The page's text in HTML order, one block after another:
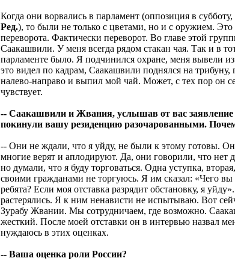
Когда они ворвались в парламент (оппозиция в
Ред.), то были не только с цветами, но и с оружием.
переворота. Фактически переворот. Во главе этой
Саакашвили. У меня всегда рядом стакан чая. Так и в
парламенте было. Я подчинился охране, меня вывели
это видел по кадрам, Саакашвили поднялся на трибуну,
налево-направо и выпил мой чай. Может, с тех пор он
чувствует.
-- Саакашвили и Жвания, услышав от вас заявление
покинули вашу резиденцию разочарованными.
-- Они не ждали, что я уйду, не были к этому готовы.
многие верят и аплодируют. Да, они говорили, что нет
но думали, что я буду торговаться. Одна уступка,
своими гражданами не торгуюсь. Я им сказал: «Чего вы
ребята? Если моя отставка разрядит обстановку, я
растерялись. Я к ним ненависти не испытываю. Вот
Зурабу Жвании. Мы сотрудничаем, где возможно.
жесткий. После моей отставки он в интервью назвал
нуждаюсь в этих оценках.
-- Ваша оценка роли России?